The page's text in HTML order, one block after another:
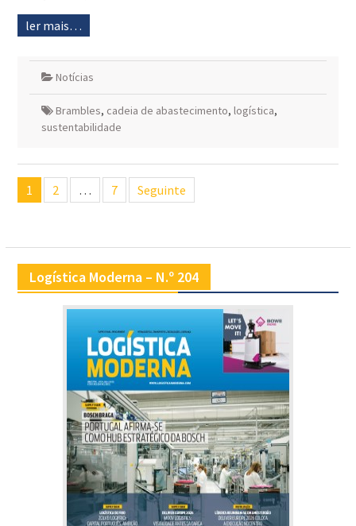
ler mais…
Notícias
Brambles, cadeia de abastecimento, logística,
sustentabilidade
Navegação
de
1 2 … 7 Seguinte
Logística Moderna – N.º 204